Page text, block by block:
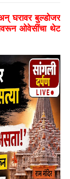
घरावर बुल्डोजर
ओवेसींचा थेट